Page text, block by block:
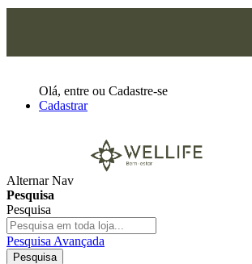
Olá, entre ou Cadastre-se
Cadastrar
Alternar Nav
Pesquisa
Pesquisa
Pesquisa Avançada
Pesquisa